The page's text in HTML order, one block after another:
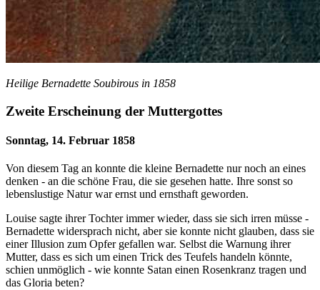
Heilige Bernadette Soubirous in 1858
Zweite Erscheinung der Muttergottes
Sonntag, 14. Februar 1858
Von diesem Tag an konnte die kleine Bernadette nur noch an eines
denken - an die schöne Frau, die sie gesehen hatte. Ihre sonst so
lebenslustige Natur war ernst und ernsthaft geworden.
Louise sagte ihrer Tochter immer wieder, dass sie sich irren müsse -
Bernadette widersprach nicht, aber sie konnte nicht glauben, dass sie
einer Illusion zum Opfer gefallen war. Selbst die Warnung ihrer
Mutter, dass es sich um einen Trick des Teufels handeln könnte,
schien unmöglich - wie konnte Satan einen Rosenkranz tragen und
das Gloria beten?